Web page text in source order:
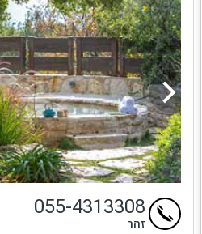
055-4313308
זהר